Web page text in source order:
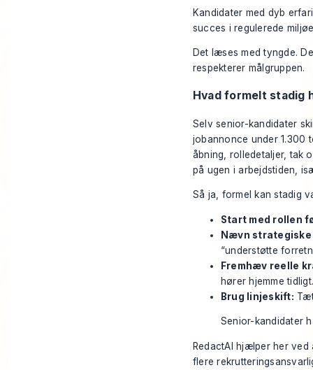
Kandidater med dyb
succes i regulerede
Det læses med tyngde.
respekterer målgruppen.
Hvad formelt stadig
Selv senior-kandidater
jobannonce under 1.300
åbning, rolledetaljer, tak
på ugen i arbejdstiden,
Så ja, formel kan stadig
Start med rollen
Nævn
“understøtte
Fremhæv reelle
hører hjemme
Brug linjeskift:
Senior-kandidater
RedactAI hjælper her
flere